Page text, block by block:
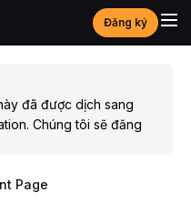
Đăng ký
đã được dịch sang
Chúng tôi sẽ đăng
Page